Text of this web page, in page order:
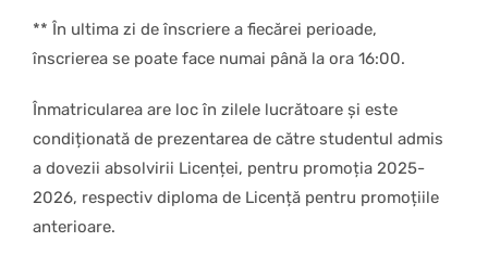
** În ultima zi de înscriere a fiecărei perioade,
înscrierea se poate face numai până la ora 16:00.
Înmatricularea are loc în zilele lucrătoare și este
condiționată de prezentarea de către studentul admis
a dovezii absolvirii Licenței, pentru promoția 2025-
2026, respectiv diploma de Licență pentru promoțiile
anterioare.